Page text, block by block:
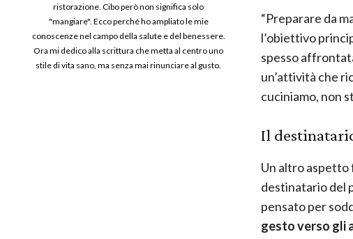
ristorazione. Cibo però non significa solo
"mangiare". Ecco perché ho ampliato le mie
conoscenze nel campo della salute e del benessere.
Ora mi dedico alla scrittura che metta al centro uno
stile di vita sano, ma senza mai rinunciare al gusto.
“Preparare da
l’obiettivo
spesso
un’attività che
cuciniamo, non
Il
Un altro
destinatario del
pensato per
gesto verso gli